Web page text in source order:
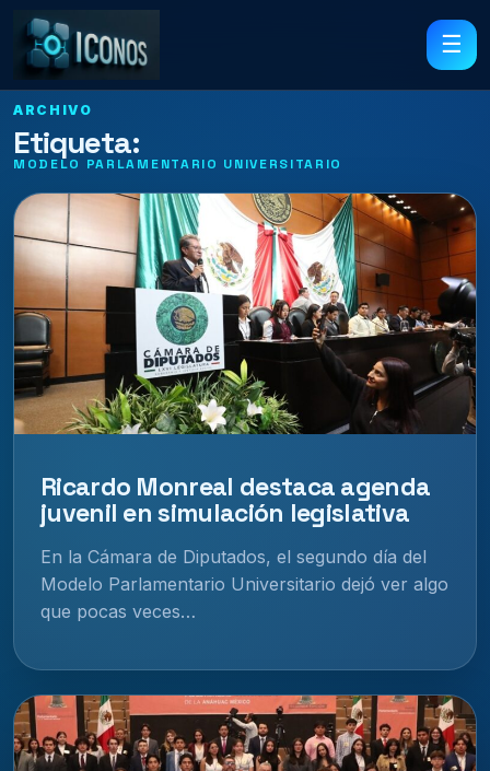
☰
ARCHIVO
Etiqueta:
MODELO PARLAMENTARIO UNIVERSITARIO
Ricardo Monreal destaca agenda
juvenil en simulación legislativa
En la Cámara de Diputados, el segundo día del
Modelo Parlamentario Universitario dejó ver algo
que pocas veces…